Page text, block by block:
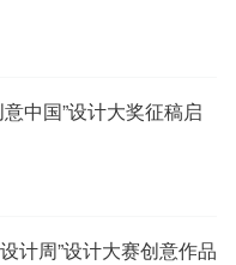
中国”设计大奖征稿启
计周”设计大赛创意作品